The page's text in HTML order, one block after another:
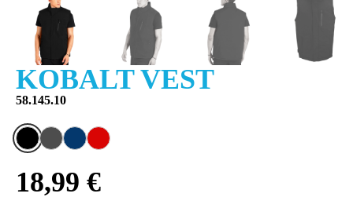
KOBALT VEST
58.145.10
18,99 €